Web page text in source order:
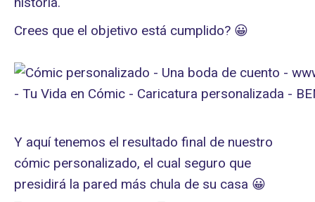
Crees que el objetivo está cumplido? 😀
Y aquí tenemos el resultado final de nuestro
cómic personalizado, el cual seguro que
presidirá la pared más chula de su casa 😀